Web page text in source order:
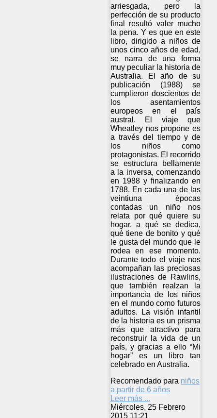
arriesgada, pero la
perfección de su producto
final resultó valer mucho
la pena. Y es que en este
libro, dirigido a niños de
unos cinco años de edad,
se narra de una forma
muy peculiar la historia de
Australia. El año de su
publicación (1988) se
cumplieron doscientos de
los asentamientos
europeos en el país
austral. El viaje que
Wheatley nos propone es
a través del tiempo y de
los niños como
protagonistas. El recorrido
se estructura bellamente
a la inversa, comenzando
en 1988 y finalizando en
1788. En cada una de las
veintiuna épocas
contadas un niño nos
relata por qué quiere su
hogar, a qué se dedica,
qué tiene de bonito y qué
le gusta del mundo que le
rodea en ese momento.
Durante todo el viaje nos
acompañan las preciosas
ilustraciones de Rawlins,
que también realzan la
importancia de los niños
en el mundo como futuros
adultos. La visión infantil
de la historia es un prisma
más que atractivo para
reconstruir la vida de un
país, y gracias a ello “Mi
hogar” es un libro tan
celebrado en Australia.
Recomendado para niños
a partir de 6 años
Leer más ...
Miércoles, 25 Febrero
2015 11:21